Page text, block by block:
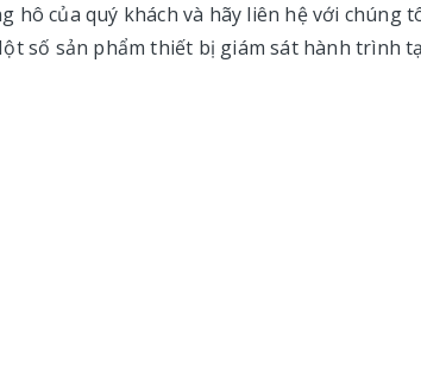
của quý khách và hãy liên hệ với chúng
số sản phẩm thiết bị giám sát hành trình